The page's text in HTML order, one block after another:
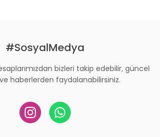
#SosyalMedya
bizleri takip edebilir, güncel
haberlerden faydalanabilirsiniz.